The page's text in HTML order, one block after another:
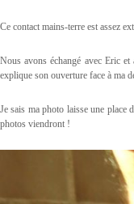
Ce contact mains-terre est assez
Nous avons échangé avec Eric
explique son ouverture face à ma
Je sais ma photo laisse une place
photos viendront !